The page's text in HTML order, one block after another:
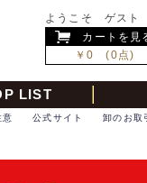
ようこそ ゲス
カートを見
￥0 (0点)
LIST
卸のお取
公式サイト
意